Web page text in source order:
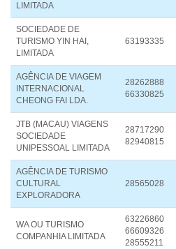
LIMITADA
SOCIEDADE DE
TURISMO YIN HAI,
LIMITADA
63193335
AGÊNCIA DE VIAGEM
INTERNACIONAL
CHEONG FAI LDA.
28262888
66330825
JTB (MACAU) VIAGENS
SOCIEDADE
UNIPESSOAL LIMITADA
28717290
82940815
AGÊNCIA DE TURISMO
CULTURAL
EXPLORADORA
28565028
WA OU TURISMO
COMPANHIA LIMITADA
63226860
66609326
28555211